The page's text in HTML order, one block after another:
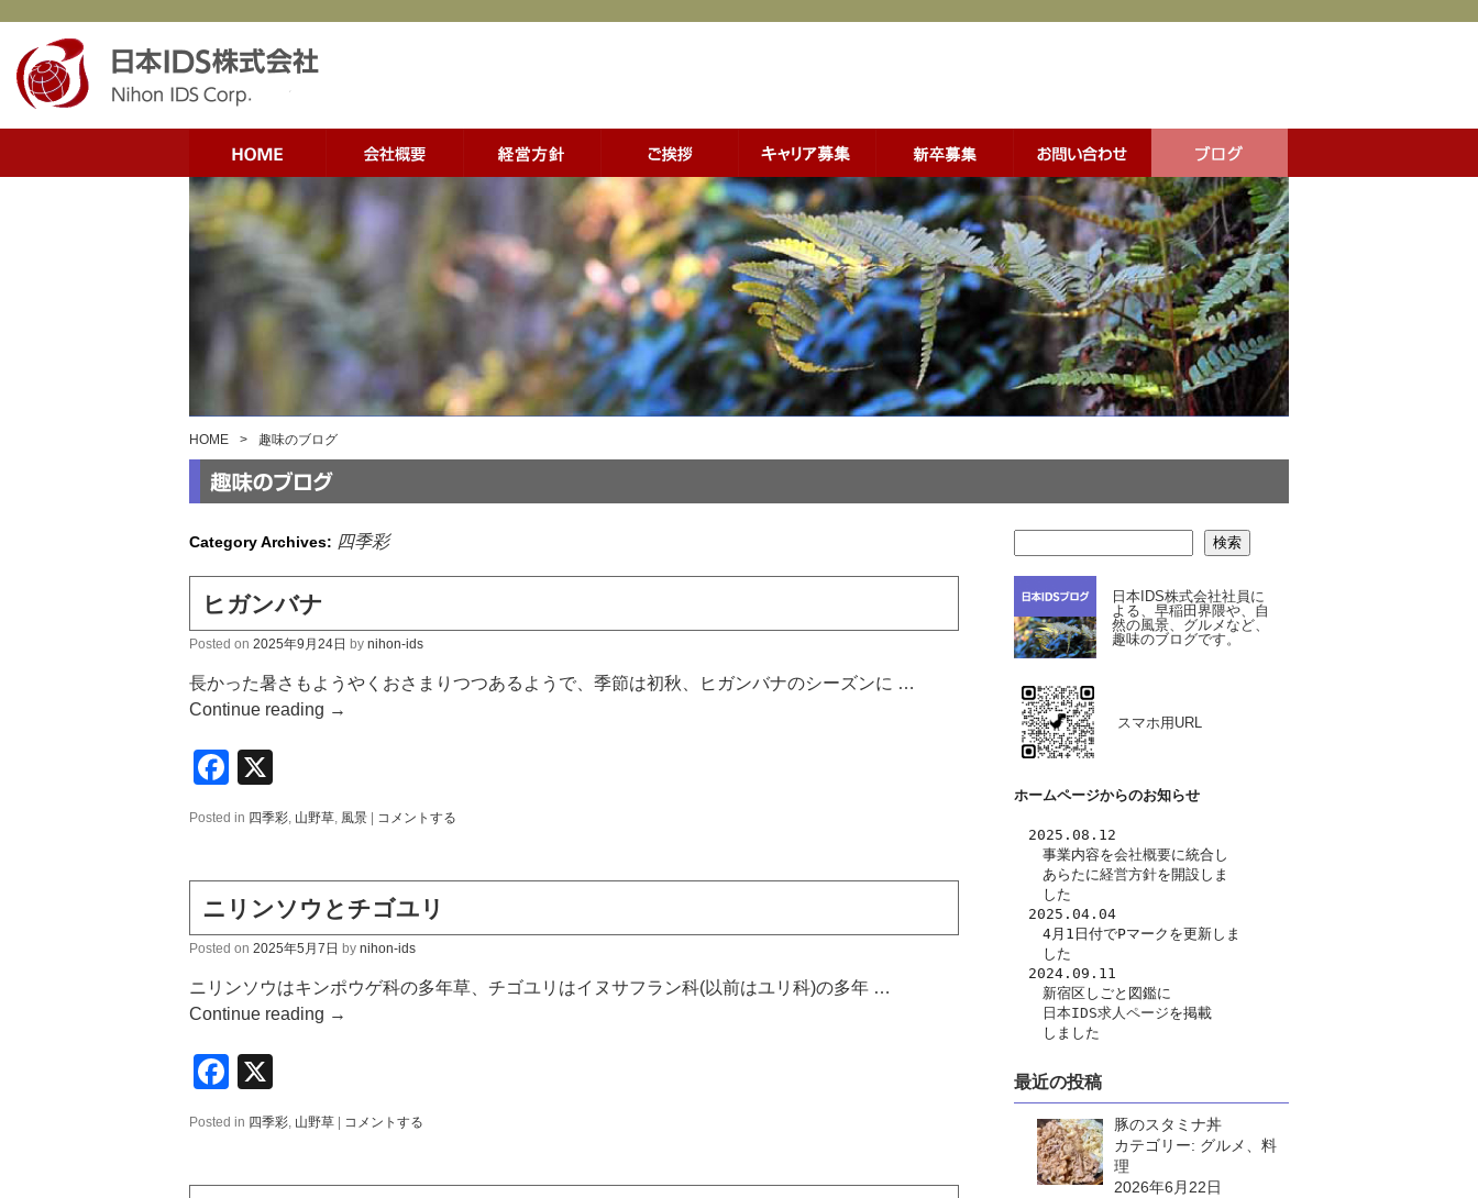
HOME > 趣味のブログ
Category Archives: 四季彩
ヒガンバナ
Posted on 2025年9月24日 by nihon-ids
長かった暑さもようやくおさまりつつあるようで、季節は初秋、ヒガンバナのシーズンに …
Continue reading →
Facebook
Posted in 四季彩, 山野草, 風景 コメントする
ニリンソウとチゴユリ
Posted on 2025年5月7日 by nihon-ids
ニリンソウはキンポウゲ科の多年草、チゴユリはイヌサフラン科(以前はユリ科)の多年 …
Continue reading →
Facebook
Posted in 四季彩, 山野草 コメントする
検索
日本IDS株式会社社員に
よる、早稲田界隈や、自
然の風景、グルメなど、
趣味のブログです。
スマホ用URL
ホームページからのお知らせ
2025.08.12
事業内容を会社概要に統合し
あらたに経営方針を開設しま
した
2025.04.04
4月1日付でPマークを更新しま
した
2024.09.11
新宿区しごと図鑑に
日本IDS求人ページを掲載
しました
最近の投稿
豚のスタミナ丼
カテゴリー: グルメ、料
理
2026年6月22日